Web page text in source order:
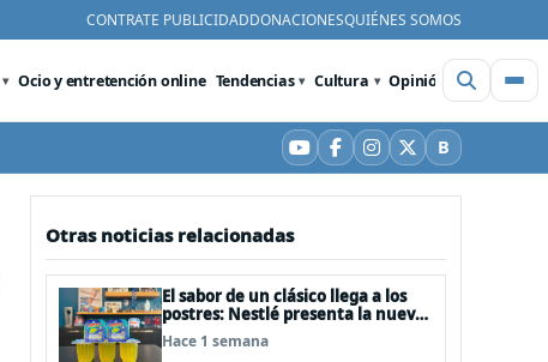
CONTRATE PUBLICIDADDONACIONESQUIÉNES SOMOS
Ocio y entretención online Tendencias Cultura Opinión Videos
YouTube
Facebook
Instagram
X BBluesky
Otras noticias relacionadas
El sabor de un clásico llega a los
postres: Nestlé presenta la nueva
Jalea Centella
Hace 1 semana